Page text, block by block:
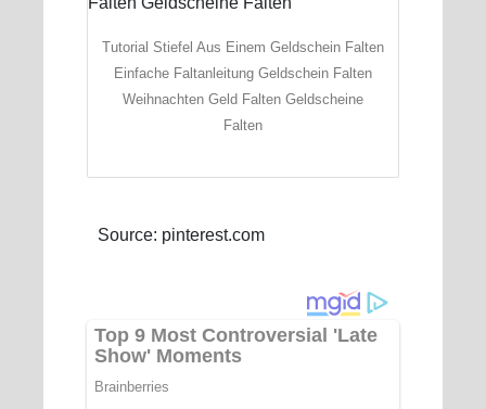
Tutorial Stiefel Aus Einem Geldschein Falten
Einfache Faltanleitung Geldschein Falten
Weihnachten Geld Falten Geldscheine
Falten
Source: pinterest.com